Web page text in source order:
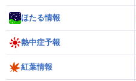
ほたる情報
熱中症予報
紅葉情報